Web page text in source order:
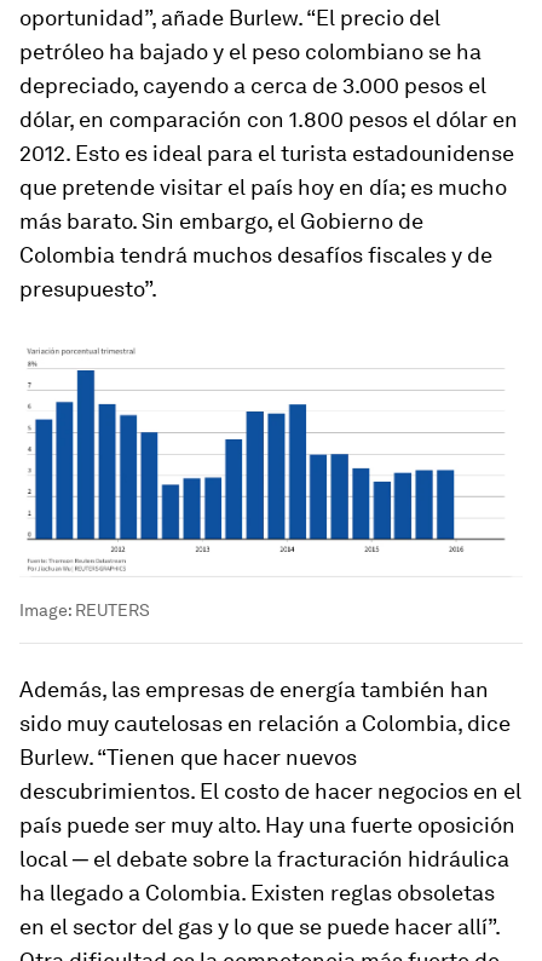
oportunidad”, añade Burlew. “El precio del
petróleo ha bajado y el peso colombiano se ha
depreciado, cayendo a cerca de 3.000 pesos el
dólar, en comparación con 1.800 pesos el dólar en
2012. Esto es ideal para el turista estadounidense
que pretende visitar el país hoy en día; es mucho
más barato. Sin embargo, el Gobierno de
Colombia tendrá muchos desafíos fiscales y de
presupuesto”.
Image: REUTERS
Además, las empresas de energía también han
sido muy cautelosas en relación a Colombia, dice
Burlew. “Tienen que hacer nuevos
descubrimientos. El costo de hacer negocios en el
país puede ser muy alto. Hay una fuerte oposición
local ─ el debate sobre la fracturación hidráulica
ha llegado a Colombia. Existen reglas obsoletas
en el sector del gas y lo que se puede hacer allí”.